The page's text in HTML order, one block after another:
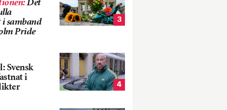
:Det
samband
Pride
3
Svensk
i
4